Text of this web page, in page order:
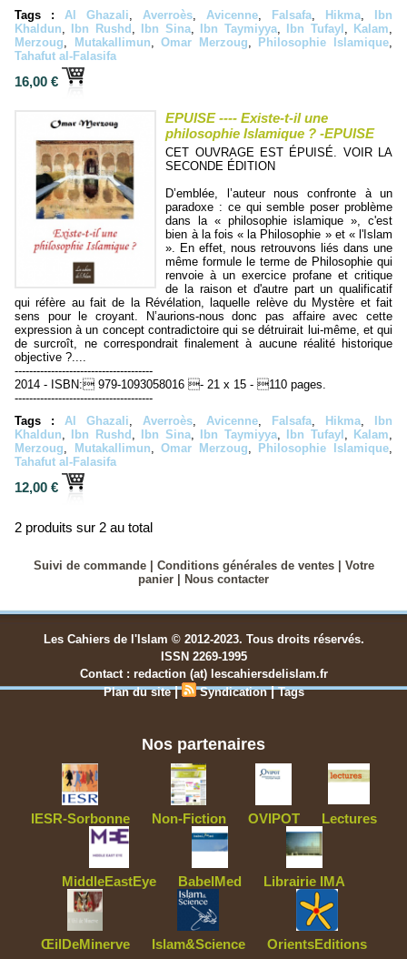
Tags : Al Ghazali, Averroès, Avicenne, Falsafa, Hikma,
Ibn
Khaldun, Ibn Rushd , Ibn Sina, Ibn Taymiyya, Ibn Tufayl , Kalam,
Merzoug, Mutakallimun, Omar Merzoug, Philosophie Islamique,
Tahafut al-Falasifa
16,00 €
EPUISE ---- Existe-t-il une
philosophie Islamique ? -EPUISE
CET OUVRAGE EST ÉPUISÉ. VOIR LA
SECONDE ÉDITION
D’emblée, l’auteur nous confronte à un
paradoxe : ce qui semble poser problème
dans la « philosophie islamique », c'est
bien à la fois « la Philosophie » et « l'Islam
». En effet, nous retrouvons liés dans une
même formule le terme de Philosophie qui
renvoie à un exercice profane et critique
de la raison et d'autre part un qualificatif
qui réfère au fait de la Révélation, laquelle relève du Mystère et fait
sens pour le croyant. N’aurions-nous donc pas affaire avec cette
expression à un concept contradictoire qui se détruirait lui-même, et qui
de surcroît, ne correspondrait finalement à aucune réalité historique
objective ?....
--------------------------------------
2014 - ISBN: 979-1093058016 - 21 x 15 - 110 pages.
--------------------------------------
Tags : Al Ghazali, Averroès, Avicenne, Falsafa, Hikma,
Ibn
Khaldun, Ibn Rushd , Ibn Sina, Ibn Taymiyya, Ibn Tufayl , Kalam,
Merzoug, Mutakallimun, Omar Merzoug, Philosophie Islamique,
Tahafut al-Falasifa
12,00 €
2 produits sur 2 au total
Suivi de commande Conditions générales de ventes
Votre
panier
Nous contacter
Les Cahiers de l'Islam © 2012-2023. Tous droits réservés.
ISSN 2269-1995
Contact : redaction (at) lescahiersdelislam.fr
Plan du site | Syndication |Tags
Nos partenaires
IESR-Sorbonne Non-Fiction OVIPOT Lectures
MiddleEastEye BabelMed Librairie IMA
ŒilDeMinerve Islam&Science OrientsEditions